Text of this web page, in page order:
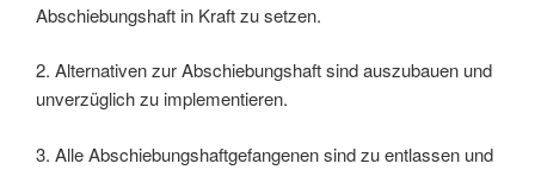
Abschiebungshaft in Kraft zu setzen.
2. Alternativen zur Abschiebungshaft sind auszubauen und
unverzüglich zu implementieren.
3. Alle Abschiebungshaftgefangenen sind zu entlassen und